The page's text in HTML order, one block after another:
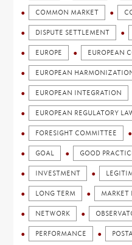
COMMON MARKET
DISPUTE SETTLEMENT
EUROPE EUROPEAN
EUROPEAN
EUROPEAN INTEGRATION
EUROPEAN REGULATORY
FORESIGHT COMMITTEE
GOAL GOOD
INVESTMENT
LONG TERM MARKET
NETWORK
PERFORMANCE